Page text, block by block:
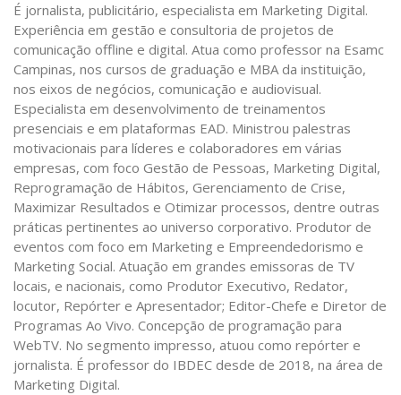
É jornalista, publicitário, especialista em Marketing Digital.
Experiência em gestão e consultoria de projetos de
comunicação offline e digital. Atua como professor na Esamc
Campinas, nos cursos de graduação e MBA da instituição,
nos eixos de negócios, comunicação e audiovisual.
Especialista em desenvolvimento de treinamentos
presenciais e em plataformas EAD. Ministrou palestras
motivacionais para líderes e colaboradores em várias
empresas, com foco Gestão de Pessoas, Marketing Digital,
Reprogramação de Hábitos, Gerenciamento de Crise,
Maximizar Resultados e Otimizar processos, dentre outras
práticas pertinentes ao universo corporativo. Produtor de
eventos com foco em Marketing e Empreendedorismo e
Marketing Social. Atuação em grandes emissoras de TV
locais, e nacionais, como Produtor Executivo, Redator,
locutor, Repórter e Apresentador; Editor-Chefe e Diretor de
Programas Ao Vivo. Concepção de programação para
WebTV. No segmento impresso, atuou como repórter e
jornalista. É professor do IBDEC desde de 2018, na área de
Marketing Digital.